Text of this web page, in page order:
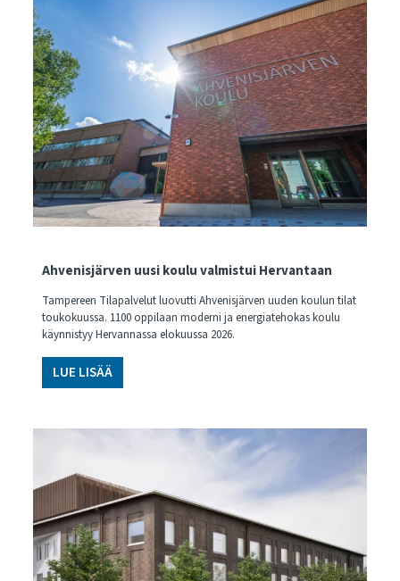
Ahvenisjärven uusi koulu valmistui Hervantaan
Tampereen Tilapalvelut luovutti Ahvenisjärven uuden koulun tilat
toukokuussa. 1100 oppilaan moderni ja energiatehokas koulu
käynnistyy Hervannassa elokuussa 2026.
LUE LISÄÄ